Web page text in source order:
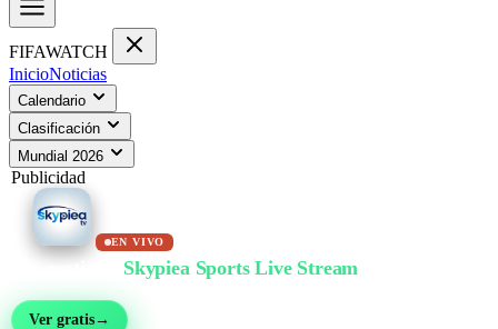
FIFAWATCH
InicioNoticias
Calendario
Clasificación
Mundial 2026
Publicidad
EN VIVO
Skypiea Sports Live Stream
Ver gratis→